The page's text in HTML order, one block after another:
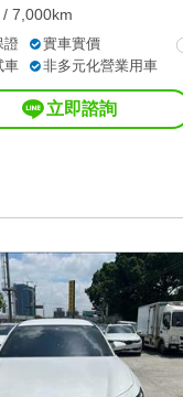
7,000km
證
實車實價
車
非多元化營業用車
立即諮詢